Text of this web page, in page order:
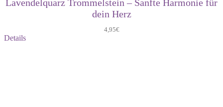
Lavendelquarz Trommelstein – Sanfte Harmonie für
dein Herz
4,95€
Details